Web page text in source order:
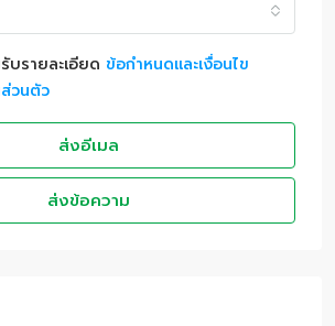
บรายละเอียด ข้อกำหนดและเงื่อนไข
วนตัว
ส่งอีเมล
ส่งข้อความ